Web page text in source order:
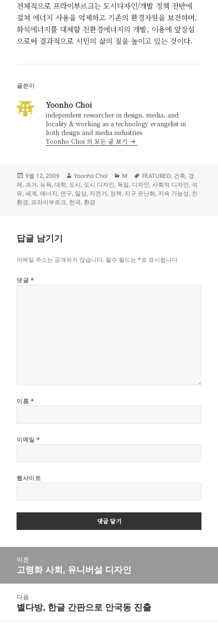
전체적으로 프라이부르크는 도시디자인/개발 정책 전반에
걸쳐 에너지 사용을 억제하고 기존의 환경자원을 보전하며,
화석에너지를 대체할 친환경에너지의 개발, 이용에 앞장섬
으로써 결과적으로 시민의 삶의 질을 높이고 있는 것이다.
글쓴이
Yoonho Choi
independent researcher in design, media, and
locality & working as a technology evangelist in
both design and media industries
Yoonho Choi 의 모든 글 보기
작
성
일
자
9월 12, 2009
글
쓴
이
Yoonho Choi
카
테
고
M
태
그
FEATURED, 건축, 경
제,과거, 뉴욕,대학, 도시, 도시 디자인, 독일, 디자인, 사회적 디자인, 석
유,세계,에너지, 연구, 일상, 자전거, 정책, 지구 온난화, 지속 가능성, 친
환경, 프라이부르크, 한국, 환경
답글 남기기
이메일 주소는 공개되지 않습니다. 필수 필드는*로 표시됩니다
댓글 *
이름 *
이메일*
웹사이트
이전
이
전
글:
고령화 사회, 유니버설 디자인
다음
다
별다방, 한글 간판으로 안국동 진출